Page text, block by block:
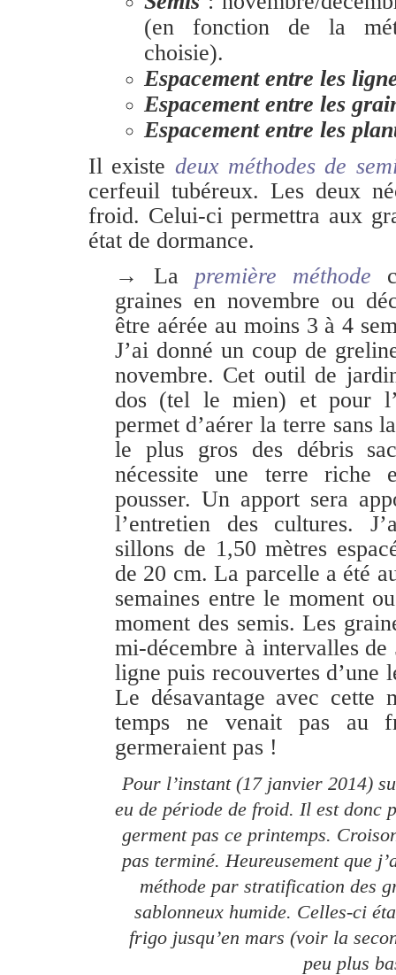
(en fonction de la
choisie).
Espacement entre les
Espacement entre les
Espacement entre les
Il existe deux méthodes de
cerfeuil tubéreux. Les deux
froid. Celui-ci permettra aux
état de dormance.
→ La première méthode
graines en novembre ou
être aérée au moins 3 à 4
J’ai donné un coup de
novembre. Cet outil de
dos (tel le mien) et pour
permet d’aérer la terre sans
le plus gros des débris
nécessite une terre riche
pousser. Un apport sera
l’entretien des cultures.
sillons de 1,50 mètres
de 20 cm. La parcelle a été
semaines entre le moment
moment des semis. Les
mi-décembre à intervalles
ligne puis recouvertes d’une
Le désavantage avec cette
temps ne venait pas au
germeraient pas !
Pour l’instant (17 janvier 2014)
eu de période de froid. Il est donc
germent pas ce printemps.
pas terminé. Heureusement que
méthode par stratification des
sablonneux humide. Celles-ci
frigo jusqu’en mars (voir la
peu plus